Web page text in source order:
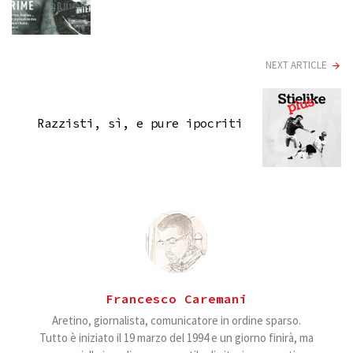
NEXT ARTICLE
Razzisti, sì, e pure ipocriti
Francesco Caremani
Aretino, giornalista, comunicatore in ordine sparso.
Tutto è iniziato il 19 marzo del 1994 e un giorno finirà, ma